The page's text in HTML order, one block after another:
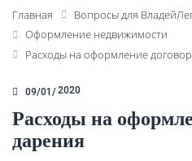
Главная
Вопросы для
Оформление недвижимости
Расходы на оформление
09/01 2020
Расходы на
дарения